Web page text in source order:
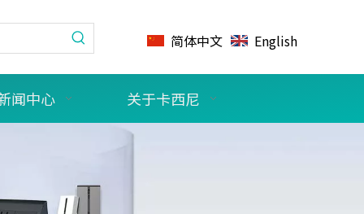
简体中文 English
闻中心 关于卡西尼